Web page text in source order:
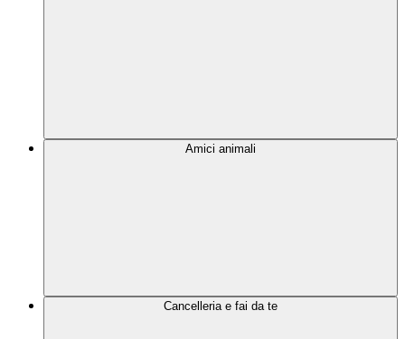
Amici animali
Cancelleria e fai da te